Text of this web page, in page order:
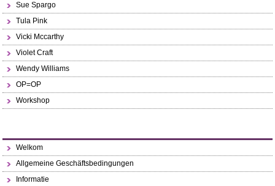
Sue Spargo
Tula Pink
Vicki Mccarthy
Violet Craft
Wendy Williams
OP=OP
Workshop
Welkom
Allgemeine Geschäftsbedingungen
Informatie